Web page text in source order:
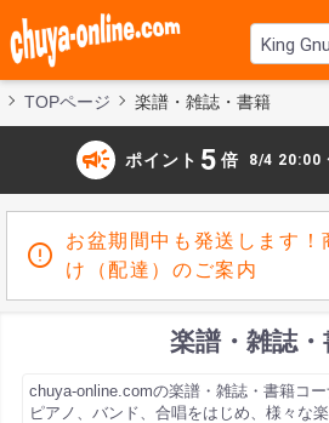
TOPページ 楽譜・雑誌・書籍
campaign ポイント 5 倍 8/4 20:00
お盆期間中も発送します！
け（配達）のご案内
楽譜・雑誌・
chuya-online.comの楽譜・雑誌・書籍コー
ピアノ、バンド、合唱をはじめ、様々な